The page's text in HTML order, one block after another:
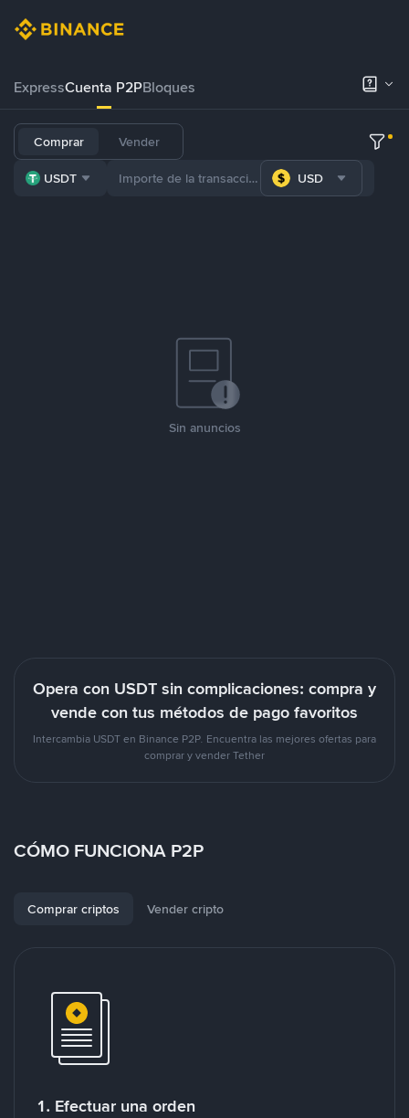
ExpressCuenta P2PBloques
Comprar Vender
USDT USD
Sin anuncios
Opera con USDT sin complicaciones: compra y
vende con tus métodos de pago favoritos
Intercambia USDT en Binance P2P. Encuentra las mejores ofertas para
comprar y vender Tether
CÓMO FUNCIONA P2P
Comprar criptos Vender cripto
1. Efectuar una orden